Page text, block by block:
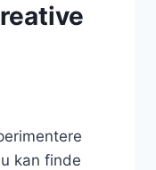
kan finde